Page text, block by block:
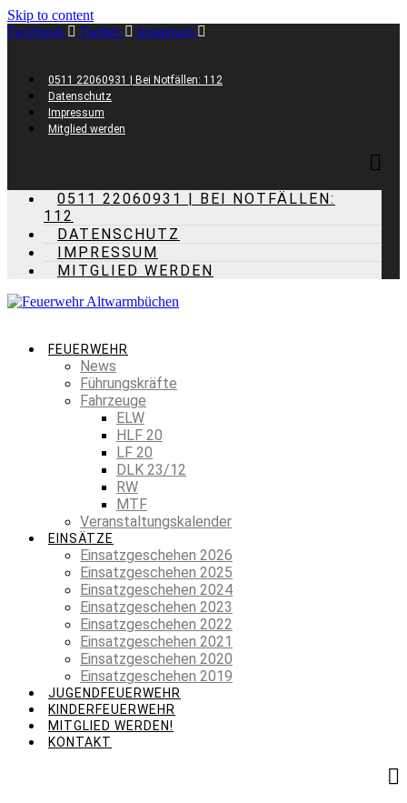
Skip to content
Facebook
Twitter Instagram
0511 22060931 | Bei Notfällen: 112
Datenschutz
Impressum
Mitglied werden
0511 22060931 | BEI NOTFÄLLEN:
112
DATENSCHUTZ
IMPRESSUM
MITGLIED WERDEN
FEUERWEHR
News
Führungskräfte
Fahrzeuge
ELW
HLF 20
LF 20
DLK 23/12
RW
MTF
Veranstaltungskalender
EINSÄTZE
Einsatzgeschehen 2026
Einsatzgeschehen 2025
Einsatzgeschehen 2024
Einsatzgeschehen 2023
Einsatzgeschehen 2022
Einsatzgeschehen 2021
Einsatzgeschehen 2020
Einsatzgeschehen 2019
JUGENDFEUERWEHR
KINDERFEUERWEHR
MITGLIED WERDEN!
KONTAKT